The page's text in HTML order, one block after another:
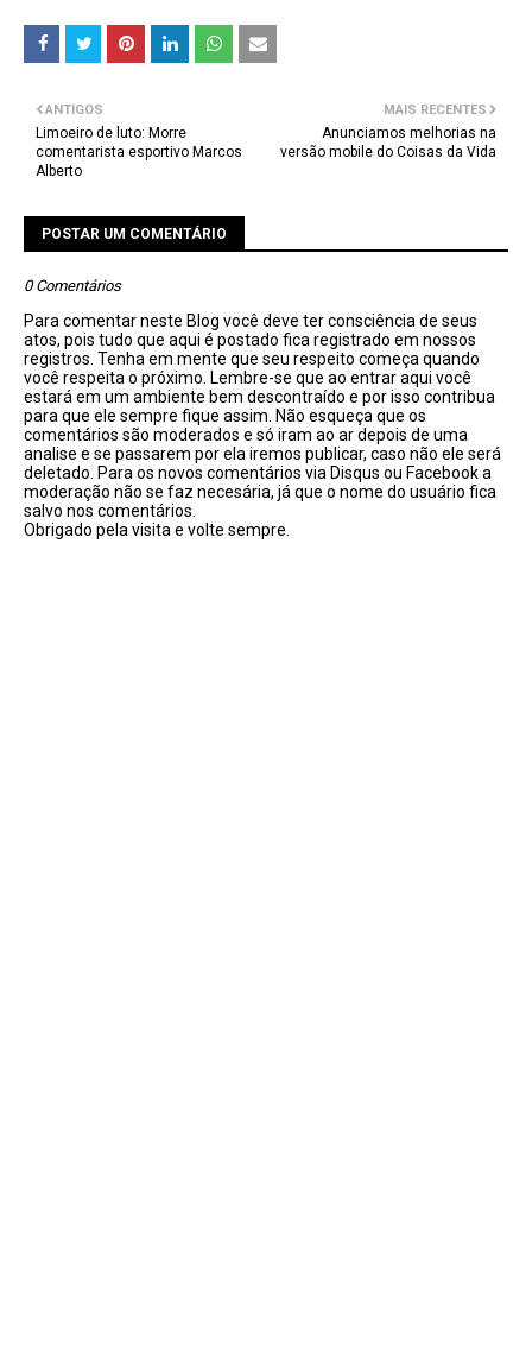
MAIS RECENTES
Anunciamos melhorias na
versão mobile do Coisas da Vida
ANTIGOS
Limoeiro de luto: Morre
comentarista esportivo Marcos
Alberto
POSTAR UM COMENTÁRIO
0 Comentários
Para comentar neste Blog você deve ter consciência de seus
atos, pois tudo que aqui é postado fica registrado em nossos
registros. Tenha em mente que seu respeito começa quando
você respeita o próximo. Lembre-se que ao entrar aqui você
estará em um ambiente bem descontraído e por isso contribua
para que ele sempre fique assim. Não esqueça que os
comentários são moderados e só iram ao ar depois de uma
analise e se passarem por ela iremos publicar, caso não ele será
deletado. Para os novos comentários via Disqus ou Facebook a
moderação não se faz necesária, já que o nome do usuário fica
salvo nos comentários.
Obrigado pela visita e volte sempre.